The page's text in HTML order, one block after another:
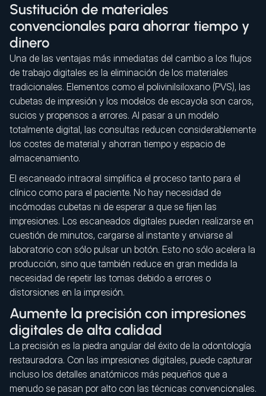
Sustitución de materiales
convencionales para ahorrar tiempo y
dinero
Una de las ventajas más inmediatas del cambio a los flujos
de trabajo digitales es la eliminación de los materiales
tradicionales. Elementos como el polivinilsiloxano (PVS), las
cubetas de impresión y los modelos de escayola son caros,
sucios y propensos a errores. Al pasar a un modelo
totalmente digital, las consultas reducen considerablemente
los costes de material y ahorran tiempo y espacio de
almacenamiento.
El escaneado intraoral simplifica el proceso tanto para el
clínico como para el paciente. No hay necesidad de
incómodas cubetas ni de esperar a que se fijen las
impresiones. Los escaneados digitales pueden realizarse en
cuestión de minutos, cargarse al instante y enviarse al
laboratorio con sólo pulsar un botón. Esto no sólo acelera la
producción, sino que también reduce en gran medida la
necesidad de repetir las tomas debido a errores o
distorsiones en la impresión.
Aumente la precisión con impresiones
digitales de alta calidad
La precisión es la piedra angular del éxito de la odontología
restauradora. Con las impresiones digitales, puede capturar
incluso los detalles anatómicos más pequeños que a
menudo se pasan por alto con las técnicas convencionales.